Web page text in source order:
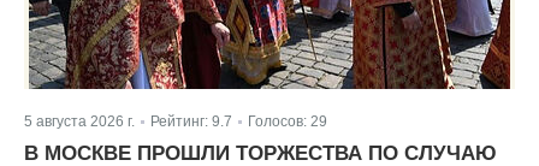
5 августа 2026 г. | Рейтинг: 9.7 Голосов: 29
В МОСКВЕ ПРОШЛИ ТОРЖЕСТВА ПО СЛУЧАЮ